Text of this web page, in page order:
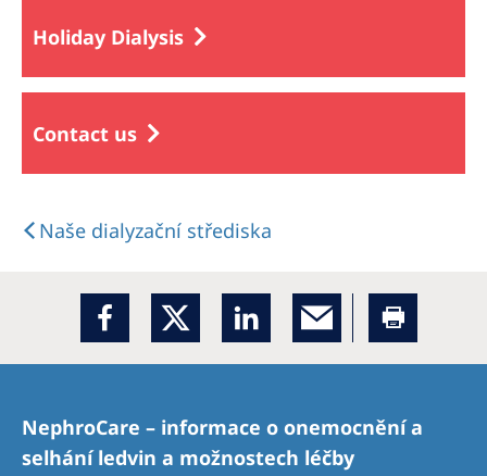
Holiday Dialysis
Contact us
Naše dialyzační střediska
NephroCare – informace o onemocnění a
selhání ledvin a možnostech léčby